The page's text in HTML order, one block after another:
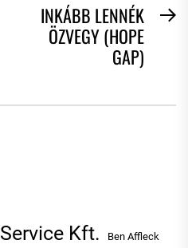
INKÁBB LENNÉK
ÖZVEGY (HOPE
GAP)
Kft. Ben Affleck